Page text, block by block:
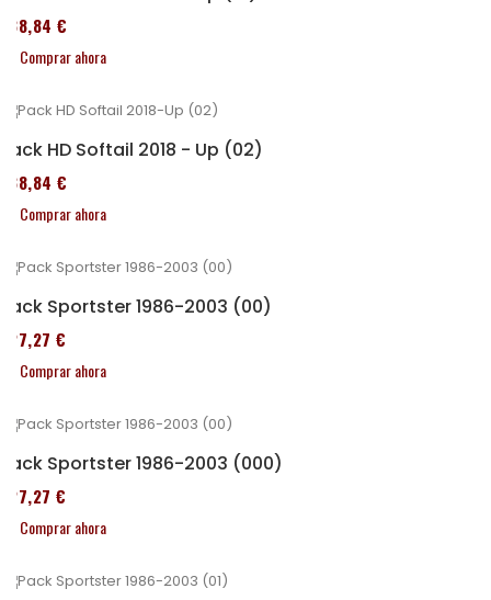
338,84 €
Comprar ahora
Pack HD Softail 2018 - Up (02)
338,84 €
Comprar ahora
Pack Sportster 1986-2003 (00)
227,27 €
Comprar ahora
Pack Sportster 1986-2003 (000)
227,27 €
Comprar ahora